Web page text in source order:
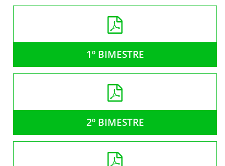
1º BIMESTRE
2º BIMESTRE